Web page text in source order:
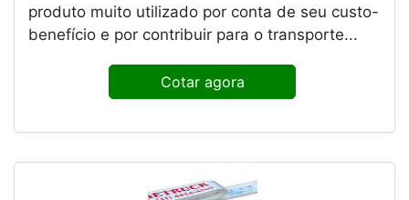
produto muito utilizado por conta de seu custo-
benefício e por contribuir para o transporte...
Cotar agora